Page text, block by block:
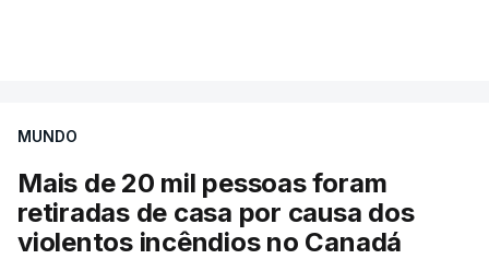
MUNDO
Mais de 20 mil pessoas foram
retiradas de casa por causa dos
violentos incêndios no Canadá